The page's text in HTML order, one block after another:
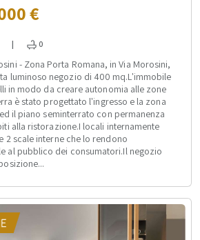
€
| 0
- Zona Porta Romana, in Via Morosini,
luminoso negozio di 400 mq.L'immobile
in modo da creare autonomia alle zone
è stato progettato l'ingresso e la zona
il piano seminterrato con permanenza
alla ristorazione.I locali internamente
2 scale interne che lo rendono
al pubblico dei consumatori.Il negozio